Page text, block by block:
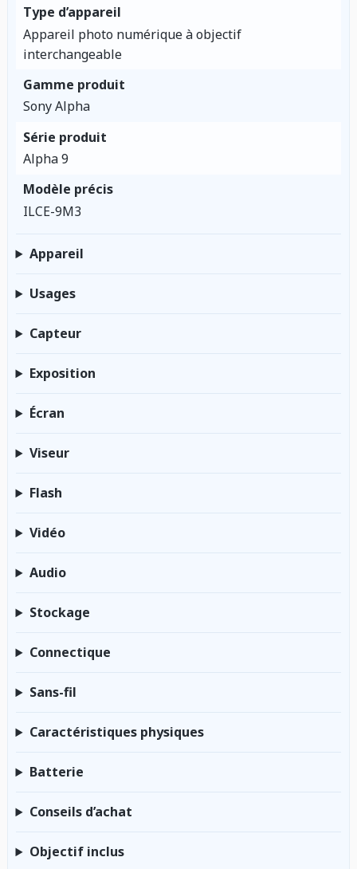
Type d’appareil
Appareil photo numérique à objectif
interchangeable
Gamme produit
Sony Alpha
Série produit
Alpha 9
Modèle précis
ILCE-9M3
Appareil
Usages
Capteur
Exposition
Écran
Viseur
Flash
Vidéo
Audio
Stockage
Connectique
Sans-fil
Caractéristiques physiques
Batterie
Conseils d’achat
Objectif inclus